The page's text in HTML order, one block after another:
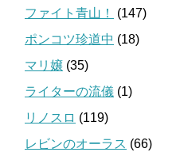
ファイト青山！
(147)
ポンコツ珍道中 (18)
マリ嬢 (35)
ライターの流儀 (1)
リノスロ (119)
レビンのオーラス (66)